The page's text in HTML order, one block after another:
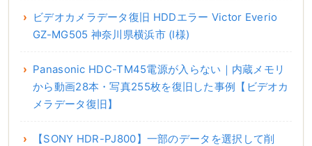
ビデオカメラデータ復旧 HDDエラー Victor Everio
GZ-MG505 神奈川県横浜市 (I様)
Panasonic HDC-TM45電源が入らない｜内蔵メモリ
から動画28本・写真255枚を復旧した事例【ビデオカ
メラデータ復旧】
【SONY HDR-PJ800】一部のデータを選択して削